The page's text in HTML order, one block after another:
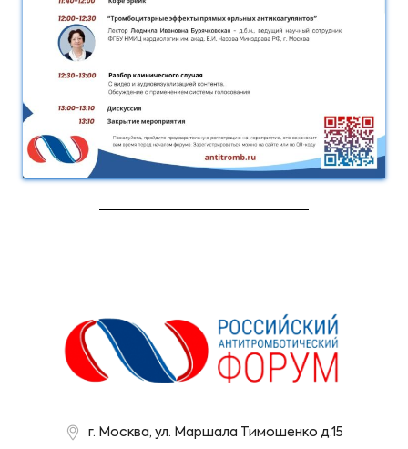
г. Москва, ул. Маршала Тимошенко д.15